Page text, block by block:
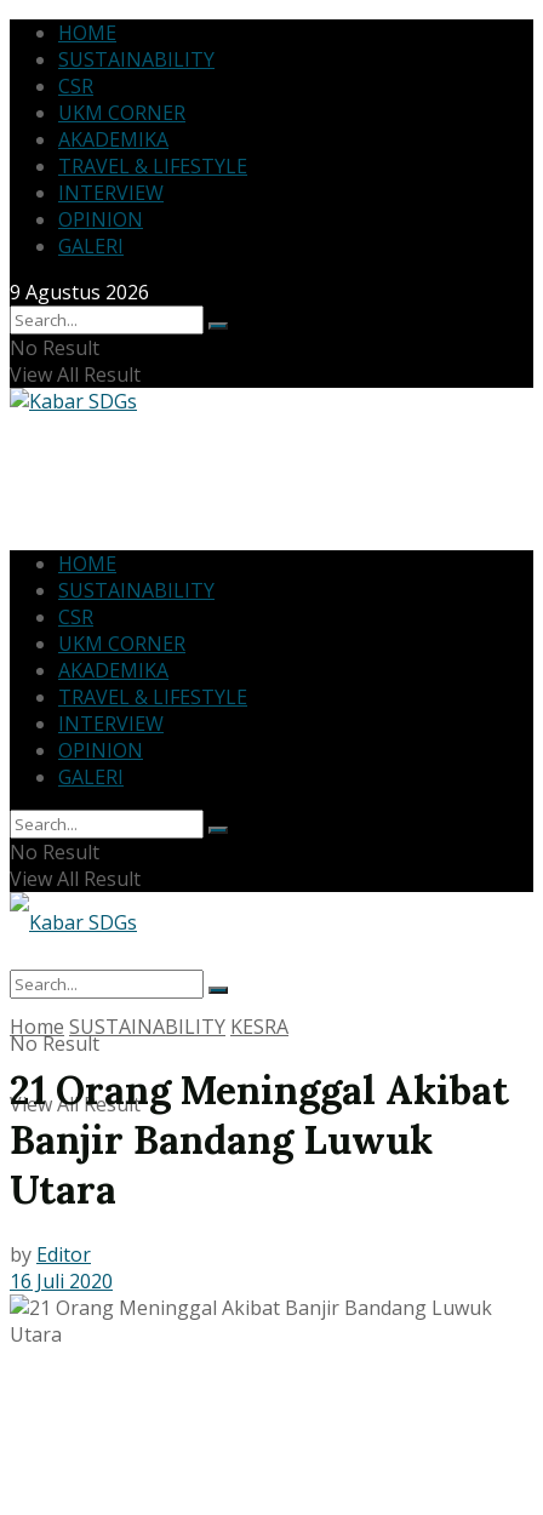
HOME
SUSTAINABILITY
CSR
UKM CORNER
AKADEMIKA
TRAVEL & LIFESTYLE
INTERVIEW
OPINION
GALERI
9 Agustus 2026
No Result
View All Result
HOME
SUSTAINABILITY
CSR
UKM CORNER
AKADEMIKA
TRAVEL & LIFESTYLE
INTERVIEW
OPINION
GALERI
No Result
View All Result
No Result
View All Result
Home SUSTAINABILITY KESRA
21 Orang Meninggal Akibat
Banjir Bandang Luwuk
Utara
by Editor
16 Juli 2020